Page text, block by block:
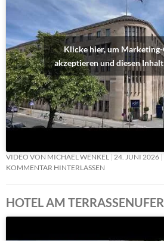
Klicke hier, um Marketing-
akzeptieren und diesen
VIDEO VON MICHAEL WENKEL 24. JUNI 2026
KOMMENTAR HINTERLASSEN
HOTEL AM TERRASSENUFER